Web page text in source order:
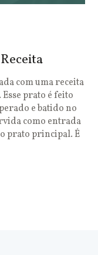
com uma receita
prato é feito
e batido no
como entrada
prato principal. É